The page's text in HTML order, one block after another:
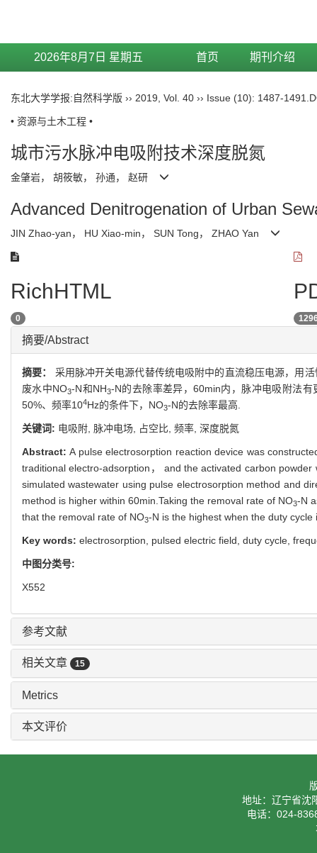
2026年8月7日 星期五 首页 期刊介绍
东北大学学报:自然科学版 ›› 2019 Vol. 40 ›› Issue (10): 1487-1491.
• 资源与土木工程 •
城市污水脉冲电吸附技术深度脱氮
金肇岩， 胡筱敏， 孙通， 赵研
Advanced Denitrogenation of Urban
JIN Zhao-yan， HU Xiao-min， SUN Tong， ZHAO Yan
RichHTML
0
摘要/Abstract
摘要： 采用脉冲开关电源代替传统电吸附中的直流稳压电源，用
废水中NO3-N和NH3-N的去除率差异，60min内，脉冲电吸附法有
50%、频率104Hz的条件下，NO3-N的去除率最高.
关键词: 电吸附, 脉冲电场, 占空比, 频率, 深度脱氮
Abstract:A pulse electrosorption reaction device was
traditional electro-adsorption， and the activated carbon
simulated wastewater using pulse electrosorption method and
method is higher within 60min.Taking the removal rate of NO3-N
that the removal rate of NO3-N is the highest when the duty
Key words: electrosorption, pulsed electric field, duty cycle,
中图分类号:
X552
参考文献
相关文章 15
Metrics
本文评价
地址：辽宁省沈
电话：024-